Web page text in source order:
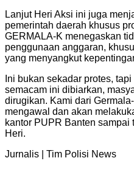
Lanjut Heri Aksi ini juga
pemerintah daerah khusus
GERMALA-K menegaskan
penggunaan anggaran,
yang menyangkut
Ini bukan sekadar protes,
semacam ini dibiarkan,
dirugikan. Kami dari
mengawal dan akan
kantor PUPR Banten sampai
Heri.
Jurnalis | Tim Polisi News